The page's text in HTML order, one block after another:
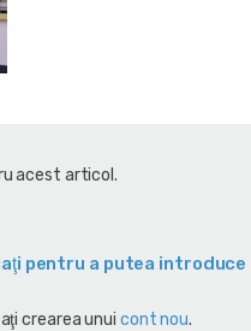
acest articol.
pentru a putea
crearea unui cont nou.